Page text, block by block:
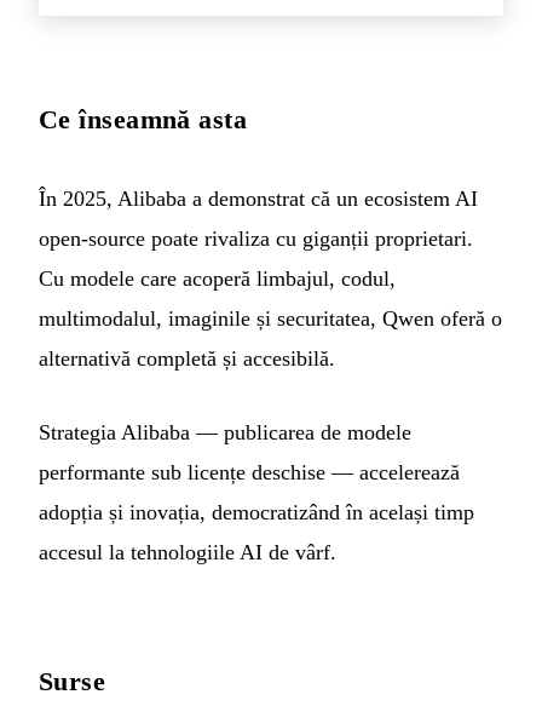
Ce înseamnă asta
În 2025, Alibaba a demonstrat că un ecosistem AI
open-source poate rivaliza cu giganții proprietari.
Cu modele care acoperă limbajul, codul,
multimodalul, imaginile și securitatea, Qwen oferă o
alternativă completă și accesibilă.
Strategia Alibaba — publicarea de modele
performante sub licențe deschise — accelerează
adopția și inovația, democratizând în același timp
accesul la tehnologiile AI de vârf.
Surse